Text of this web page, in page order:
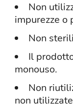
Non
impurezze
Non
Il
monouso.
Non
non